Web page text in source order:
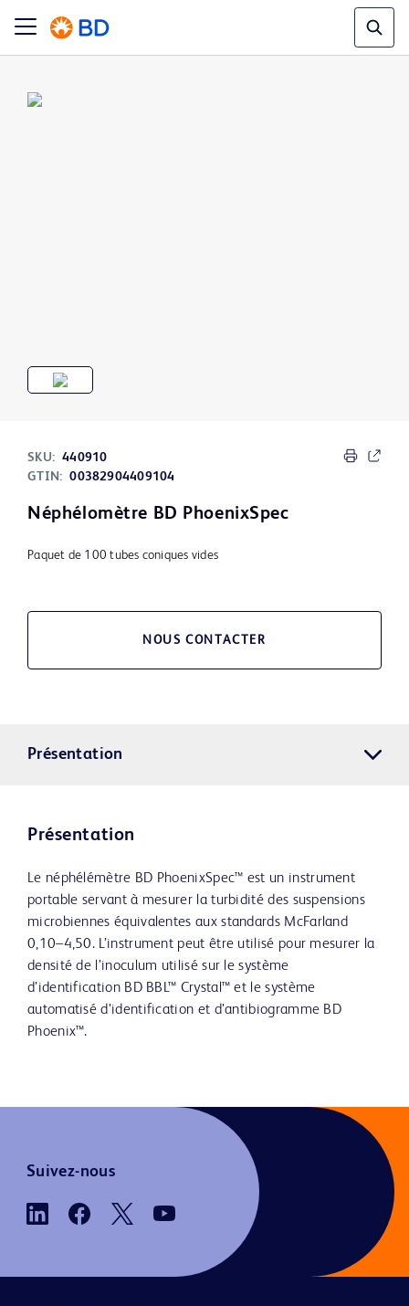
SKU: 440910
GTIN: 00382904409104
Néphélomètre BD PhoenixSpec
Paquet de 100 tubes coniques vides
NOUS CONTACTER
Présentation
Présentation
Le néphélémètre BD PhoenixSpec™ est un instrument
portable servant à mesurer la turbidité des suspensions
microbiennes équivalentes aux standards McFarland
0,10–4,50. L’instrument peut être utilisé pour mesurer la
densité de l’inoculum utilisé sur le système
d’identification BD BBL™ Crystal™ et le système
automatisé d’identification et d’antibiogramme BD
Phoenix™.
Suivez-nous